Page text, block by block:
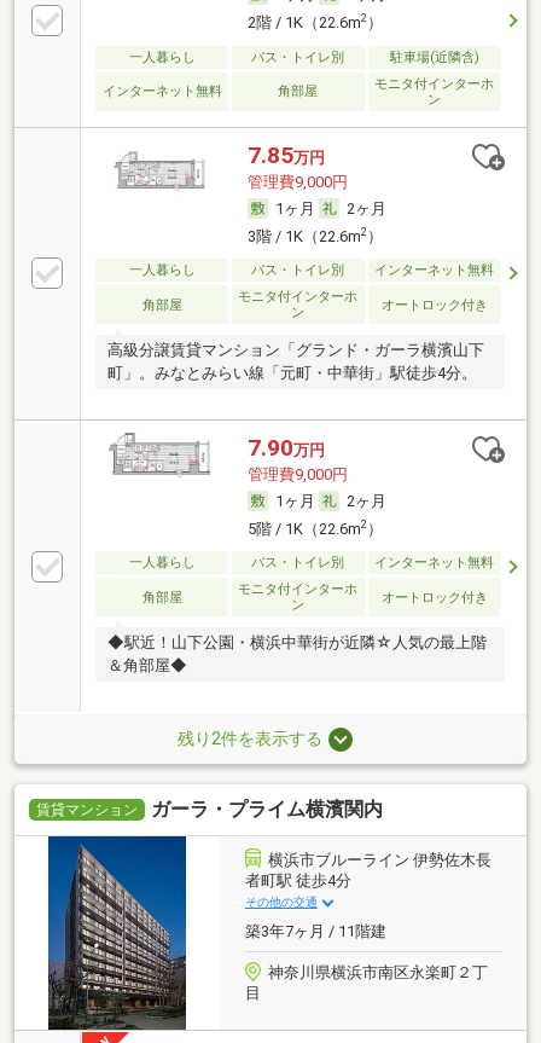
2階 / 1K（22.6m2）
一人暮らし バス・トイレ別 駐車場(近隣含)
インターネット無料 角部屋
モニタ付インターホ
ン
7.85万円
管理費9,000円
1ヶ月
2ヶ月
3階 / 1K（22.6m2）
一人暮らし バス・トイレ別 インターネット無料
角部屋
モニタ付インターホ
ン
オートロック付き
高級分譲賃貸マンション「グランド・ガーラ横濱山下
町」。みなとみらい線「元町・中華街」駅徒歩4分。
7.90万円
管理費9,000円
1ヶ月
2ヶ月
5階 / 1K（22.6m2）
一人暮らし バス・トイレ別 インターネット無料
角部屋
モニタ付インターホ
ン
オートロック付き
◆駅近！山下公園・横浜中華街が近隣☆人気の最上階
＆角部屋◆
残り2件を表示する
賃貸マンション ガーラ・プライム横濱関内
横浜市ブルーライン 伊勢佐木長
者町駅 徒歩4分
その他の交通
築3年7ヶ月 / 11階建
神奈川県横浜市南区永楽町２丁
目